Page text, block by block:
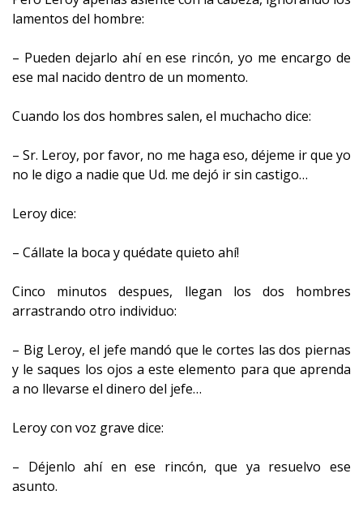
lamentos del hombre:
– Pueden dejarlo ahí en ese rincón, yo me encargo de
ese mal nacido dentro de un momento.
Cuando los dos hombres salen, el muchacho dice:
– Sr. Leroy, por favor, no me haga eso, déjeme ir que yo
no le digo a nadie que Ud. me dejó ir sin castigo…
Leroy dice:
– Cállate la boca y quédate quieto ahí!
Cinco minutos despues, llegan los dos hombres
arrastrando otro individuo:
– Big Leroy, el jefe mandó que le cortes las dos piernas
y le saques los ojos a este elemento para que aprenda
a no llevarse el dinero del jefe…
Leroy con voz grave dice:
– Déjenlo ahí en ese rincón, que ya resuelvo ese
asunto.